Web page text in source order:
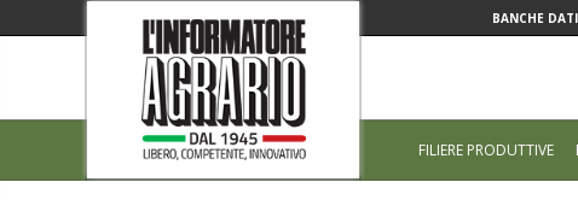
BANCHE DATI
FILIERE PRODUTTIVE